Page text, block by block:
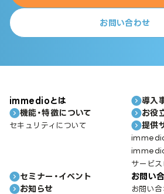
お問い合わせ
immedioとは
機能・特徴について
セキュリティについて
導入
お役
提供
サービ
セミナー・イベント
お知らせ
お問い
お問い